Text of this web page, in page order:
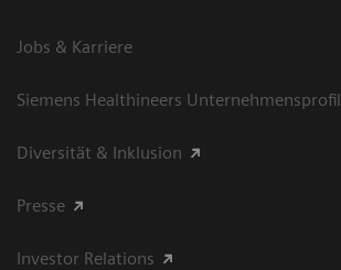
Jobs & Karriere
Siemens Healthineers Unternehmensprofil
Diversität & Inklusion
Presse
Investor Relations